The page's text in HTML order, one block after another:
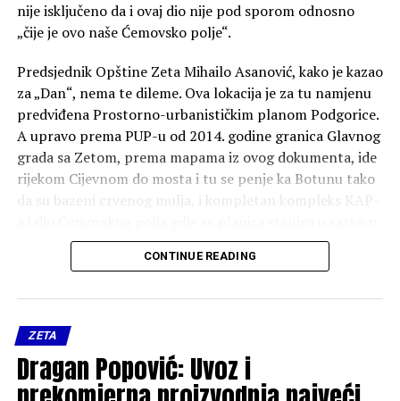
nije isključeno da i ovaj dio nije pod sporom odnosno
„čije je ovo naše Ćemovsko polje“.
Predsjednik Opštine Zeta Mihailo Asanović, kako je kazao
za „Dan“, nema te dileme. Ova lokacija je za tu namjenu
predviđena Prostorno-urbanističkim planom Podgorice.
A upravo prema PUP-u od 2014. godine granica Glavnog
grada sa Zetom, prema mapama iz ovog dokumenta, ide
rijekom Cijevnom do mosta i tu se penje ka Botunu tako
da su bazeni crvenog mulja, i kompletan kompleks KAP-
Podgorice. Ovo je sadržano u karti o administartivnoj
podjeli i označeno kao opštinska granica između
“Lokacija nije odabrana slučajno. Ona je već bila
predviđena važećom planskom dokumentacijom,
odnosno Prostorno-urbanističkim planom, što nam je
omogućilo da bez odlaganja pristupimo realizaciji ovog
CONTINUE READING
ZETA
Dragan Popović: Uvoz i